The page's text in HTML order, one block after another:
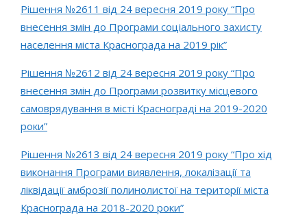
Рішення №2611 від 24 вересня 2019 року “Про
внесення змін до Програми соціального захисту
населення міста Краснограда на 2019 рік”
Рішення №2612 від 24 вересня 2019 року “Про
внесення змін до Програми розвитку місцевого
самоврядування в місті Краснограді на 2019-2020
роки”
Рішення №2613 від 24 вересня 2019 року “Про хід
виконання Програми виявлення, локалізації та
ліквідації амброзії полинолистої на території міста
Краснограда на 2018-2020 роки”